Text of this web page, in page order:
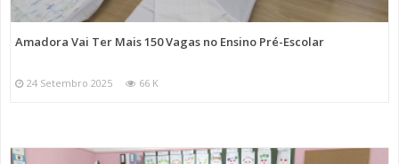
Amadora Vai Ter Mais 150 Vagas no Ensino Pré-Escolar
24 Setembro 2025 66 K